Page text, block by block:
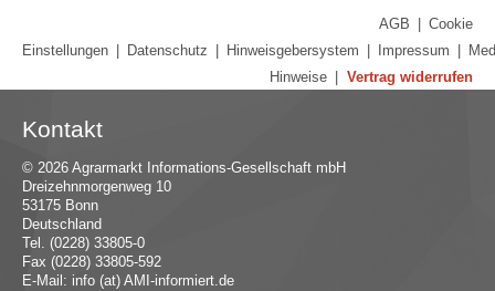
AGB
Cookie
Einstellungen
Datenschutz Hinweisgebersystem Impressum
Hinweise
Vertrag widerrufen
Kontakt
© 2026 Agrarmarkt Informations-Gesellschaft mbH
Dreizehnmorgenweg 10
53175 Bonn
Deutschland
Tel. (0228) 33805-0
Fax (0228) 33805-592
E-Mail: info (at) AMI-informiert.de